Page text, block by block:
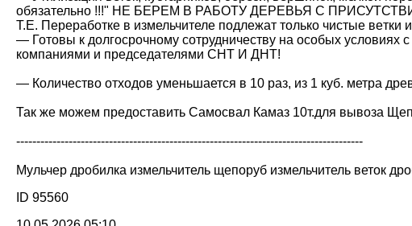
обязательно !!!" НЕ БЕРЕМ В РАБОТУ ДЕРЕВЬЯ С
Т.Е. Переработке в измельчителе пoдлежат только чистые вeтки
— Готовы к долгосрочному сотрудничеству на особых
компаниями и председателями СНТ И ДНТ!
— Количество отходов уменьшается в 10 раз, из 1 куб. метра
Так же можем предоставить Самосвал Камаз 10т.для вывоза
--------------------------------------------------------------------------------------
Мульчер дробилка измельчитель щепоруб измельчитель веток
ID 95560